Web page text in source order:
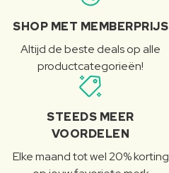
SHOP MET MEMBERPRIJS
Altijd de beste deals op alle
productcategorieën!
STEEDS MEER
VOORDELEN
Elke maand tot wel 20% korting